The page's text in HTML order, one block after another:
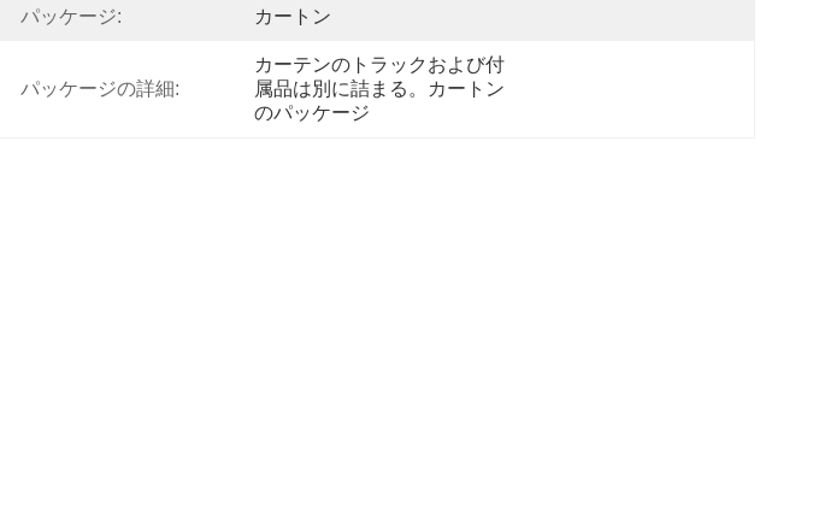
パッケージ: カートン
パッケージの詳細:
カーテンのトラックおよび付
属品は別に詰まる。カートン
のパッケージ